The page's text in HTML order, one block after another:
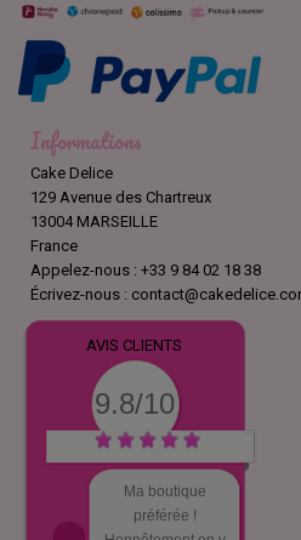
Informations
Cake Delice
129 Avenue des Chartreux
13004 MARSEILLE
France
Appelez-nous : +33 9 84 02 18 38
Écrivez-nous :
AVIS CLIENTS
9.8/10
Ma boutique
préférée !